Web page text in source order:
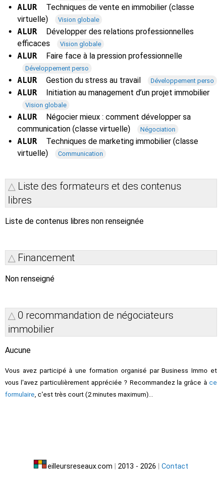
ALUR
Techniques de vente en immobilier (classe
virtuelle)
Vision globale
ALUR
Développer des relations professionnelles
efficaces
Vision globale
ALUR Faire face à la pression professionnelle
Développement perso
ALUR Gestion du stress au travail Développement perso
ALUR Initiation au management d’un projet immobilier
Vision globale
ALUR
Négocier mieux : comment développer sa
communication (classe virtuelle)
Négociation
ALUR
Techniques de marketing immobilier (classe
virtuelle)
Communication
Liste des formateurs et des contenus
libres
Liste de contenus libres non renseignée
Financement
Non renseigné
0 recommandation de négociateurs
immobilier
Aucune
Vous avez participé à une formation organisé par Business Immo et
vous l'avez particulièrement appréciée ? Recommandez la grâce à ce
formulaire , c'est très court (2 minutes maximum)...
eilleursreseaux.com 2013 - 2026 Contact